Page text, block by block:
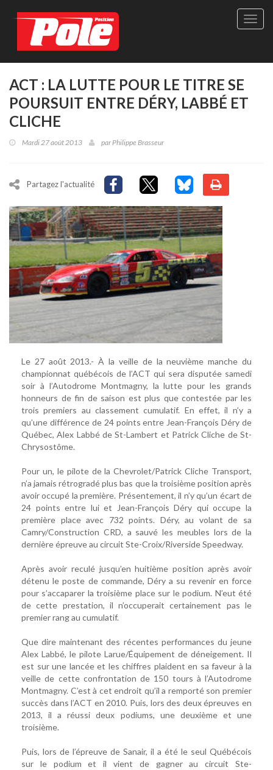
Site
ACT : LA LUTTE POUR LE TITRE SE
POURSUIT ENTRE DÉRY, LABBÉ ET
CLICHE
Mardi 27 août 2013 parPhilippe Brasseur
Partagez l'actualité
Le 27 août 2013.- À la veille de la neuvième manche du
championnat québécois de l’ACT qui sera disputée samedi
soir à l’Autodrome Montmagny, la lutte pour les grands
honneurs de fin de saison est plus que contestée par les
trois premiers au classement cumulatif. En effet, il n’y a
qu’une différence de 24 points entre Jean-François Déry de
Québec, Alex Labbé de St-Lambert et Patrick Cliche de St-
Chrysostôme.
Pour un, le pilote de la Chevrolet/Patrick Cliche Transport,
n’a jamais rétrogradé plus bas que la troisième position après
avoir occupé la première. Présentement, il n’y qu’un écart de
24 points entre lui et Jean-François Déry qui occupe la
première place avec 732 points. Déry, au volant de sa
Camry/Construction CRD, a sauvé les meubles lors de la
dernière épreuve au circuit Ste-Croix/Riverside Speedway.
Après avoir reculé jusqu’en huitième position après avoir
détenu le poste de commande, Déry a su revenir en force
pour s’accaparer la troisième place sur le podium. N’eut été
de cette prestation, il n’occuperait certainement pas le
premier rang au cumulatif.
Que dire maintenant des récentes performances du jeune
Alex Labbé, le pilote Larue/Équipement de déneigement. Il
est sur une lancée et les chiffres plaident en sa faveur à la
veille de cette confrontation de 150 tours à l’Autodrome
Montmagny. C’est à cet endroit qu’il a remporté son premier
succès dans l’ACT en 2010. Puis, lors des deux épreuves en
2013, il a réussi deux podiums, une deuxième et une
troisième.
Puis, lors de l’épreuve de Sanair, il a été le seul Québécois
sur le podium et il vient de gagner au circuit Ste-